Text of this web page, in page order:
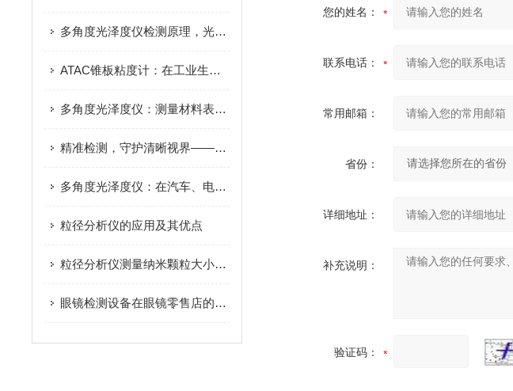
多角度光泽度仪检测原理，光学投射反射原理材料表面光泽度数值分析解析
ATAC锥板粘度计：在工业生产中的重要应用
多角度光泽度仪：测量材料表面光泽度的全面解决方案
精准检测，守护清晰视界——智能眼镜检测设备全解析
多角度光泽度仪：在汽车、电子和塑料行业的关键应用，确保产品外观的一致性与美观性
粒径分析仪的应用及其优点
粒径分析仪测量纳米颗粒大小的工具！
眼镜检测设备在眼镜零售店的应用
您的姓名：
联系电话：
常用邮箱：
省份：
详细地址：
补充说明：
验证码：